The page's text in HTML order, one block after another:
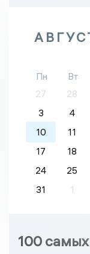
Пн Вт
27
28
3
4
10
11
17
18
24
25
31
1
100